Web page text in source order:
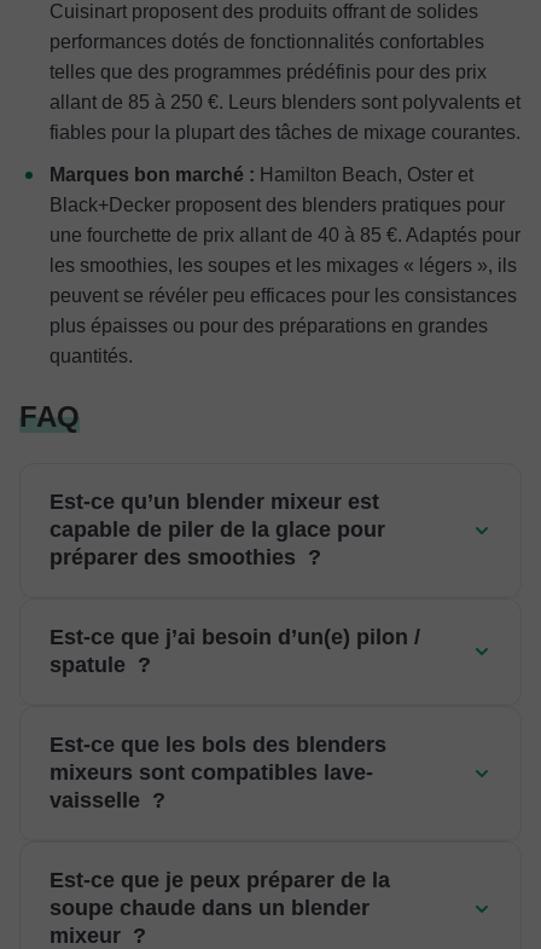
Cuisinart proposent des produits offrant de solides
performances dotés de fonctionnalités confortables
telles que des programmes prédéfinis pour des prix
allant de 85 à 250 €. Leurs blenders sont polyvalents et
fiables pour la plupart des tâches de mixage courantes.
Marques bon marché : Hamilton Beach, Oster et
Black+Decker proposent des blenders pratiques pour
une fourchette de prix allant de 40 à 85 €. Adaptés pour
les smoothies, les soupes et les mixages « légers », ils
peuvent se révéler peu efficaces pour les consistances
plus épaisses ou pour des préparations en grandes
quantités.
FAQ
Est-ce qu’un blender mixeur est
capable de piler de la glace pour
préparer des smoothies ?
Est-ce que j’ai besoin d’un(e) pilon /
spatule ?
Est-ce que les bols des blenders
mixeurs sont compatibles lave-
vaisselle ?
Est-ce que je peux préparer de la
soupe chaude dans un blender
mixeur ?